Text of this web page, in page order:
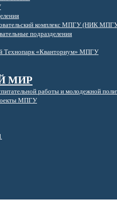
комплекс МПГУ (НИК
подразделения
Технопарк «Кванториум» МПГУ
МИР
работы и молодежной
МПГУ